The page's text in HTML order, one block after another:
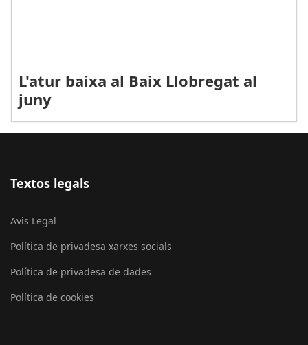
L'atur baixa al Baix Llobregat al
juny
Textos legals
Avis Legal
Política de privadesa xarxes socials
Política de privadesa de dades
Política de cookies